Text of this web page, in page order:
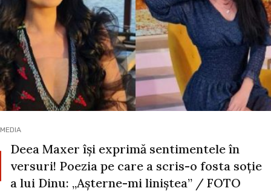
MEDIA
Deea Maxer își exprimă sentimentele în
versuri! Poezia pe care a scris-o fosta soție
a lui Dinu: „Așterne-mi liniștea” / FOTO